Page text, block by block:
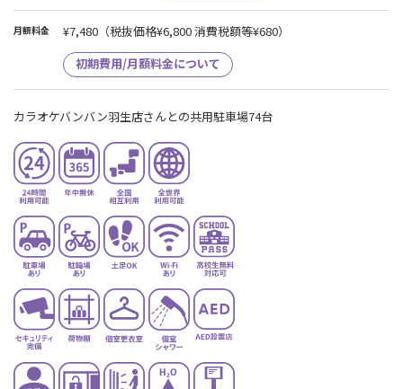
月額料金 ¥7,480 （税抜価格¥6,800 消費税額等¥680）
初期費用/月額料金について
カラオケバンバン羽生店さんとの共用駐車場74台